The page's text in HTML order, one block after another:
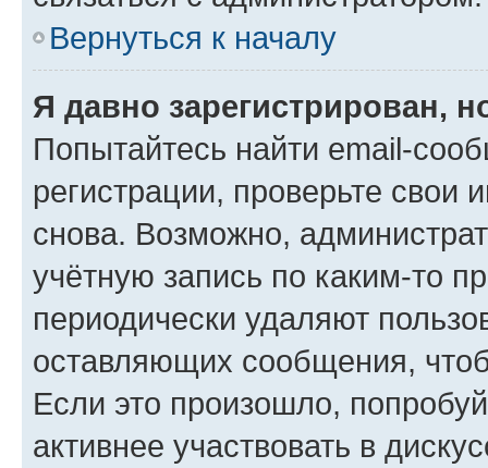
Вернуться к началу
Я давно зарегистрирован,
Попытайтесь найти email-
регистрации, проверьте свои
снова. Возможно,
учётную запись по каким-то
периодически удаляют
оставляющих сообщения,
Если это произошло,
активнее участвовать в